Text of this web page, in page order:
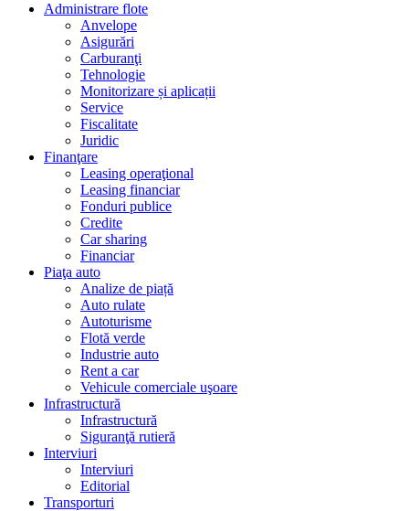
Administrare flote
Anvelope
Asigurări
Carburanţi
Tehnologie
Monitorizare și aplicații
Service
Fiscalitate
Juridic
Finanţare
Leasing operaţional
Leasing financiar
Fonduri publice
Credite
Car sharing
Financiar
Piaţa auto
Analize de piață
Auto rulate
Autoturisme
Flotă verde
Industrie auto
Rent a car
Vehicule comerciale uşoare
Infrastructură
Infrastructură
Siguranţă rutieră
Interviuri
Interviuri
Editorial
Transporturi